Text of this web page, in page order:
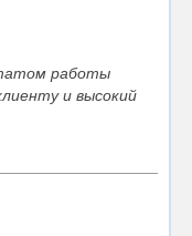
работы
и высокий